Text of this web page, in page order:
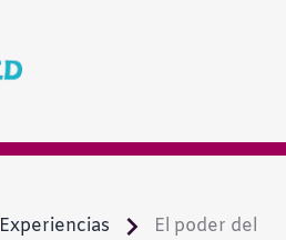
Experiencias
El poder del